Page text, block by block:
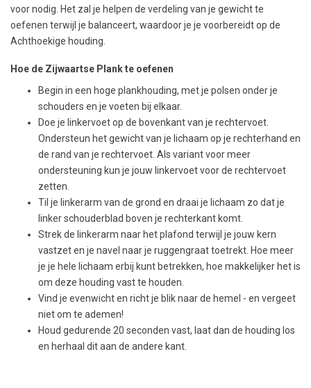
voor nodig. Het zal je helpen de verdeling van je gewicht te
oefenen terwijl je balanceert, waardoor je je voorbereidt op de
Achthoekige houding.
Hoe de Zijwaartse Plank te oefenen
Begin in een hoge plankhouding, met je polsen onder je
schouders en je voeten bij elkaar.
Doe je linkervoet op de bovenkant van je rechtervoet.
Ondersteun het gewicht van je lichaam op je rechterhand en
de rand van je rechtervoet. Als variant voor meer
ondersteuning kun je jouw linkervoet voor de rechtervoet
zetten.
Til je linkerarm van de grond en draai je lichaam zo dat je
linker schouderblad boven je rechterkant komt.
Strek de linkerarm naar het plafond terwijl je jouw kern
vastzet en je navel naar je ruggengraat toetrekt. Hoe meer
je je hele lichaam erbij kunt betrekken, hoe makkelijker het is
om deze houding vast te houden.
Vind je evenwicht en richt je blik naar de hemel - en vergeet
niet om te ademen!
Houd gedurende 20 seconden vast, laat dan de houding los
en herhaal dit aan de andere kant.